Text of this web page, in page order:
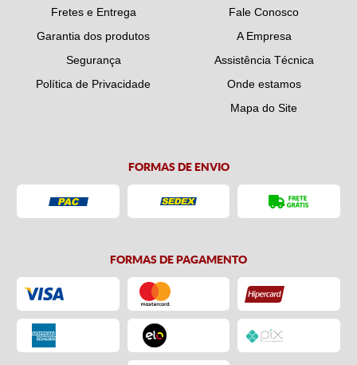
Fretes e Entrega
Garantia dos produtos
Segurança
Política de Privacidade
Fale Conosco
A Empresa
Assistência Técnica
Onde estamos
Mapa do Site
FORMAS DE ENVIO
FORMAS DE PAGAMENTO